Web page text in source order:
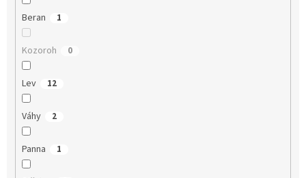
Beran 1
Kozoroh 0
Lev 12
Váhy 2
Panna 1